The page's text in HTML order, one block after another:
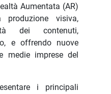
Aumentata (AR)
produzione visiva,
dei contenuti,
e offrendo nuove
medie imprese del
i principali